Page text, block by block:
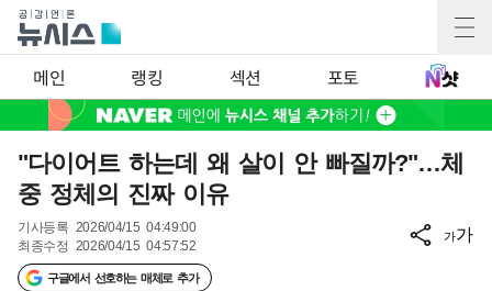
메인 랭킹 섹션 포토
"다이어트 하는데 왜 살이 안 빠질까?"…체
중 정체의 진짜 이유
기사등록 2026/04/15 04:49:00
최종수정 2026/04/15 04:57:52
구글에서 선호하는 매체로 추가
가가